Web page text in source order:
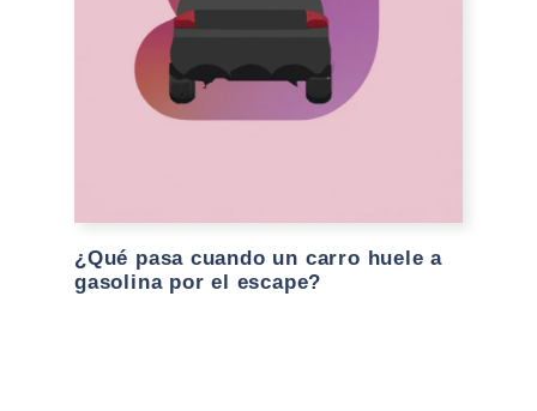
¿Qué pasa cuando un carro huele a
gasolina por el escape?